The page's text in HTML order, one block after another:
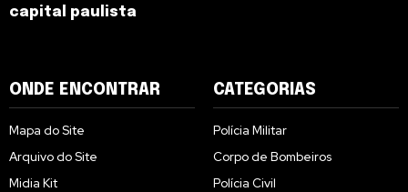
capital paulista
ONDE ENCONTRAR
Mapa do Site
Arquivo do Site
Midia Kit
CATEGORIAS
Polícia Militar
Corpo de Bombeiros
Polícia Civil